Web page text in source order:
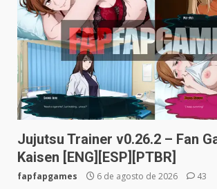
Jujutsu Trainer v0.26.2 – Fan
Kaisen [ENG][ESP][PTBR]
fapfapgames 6 de agosto de 2026 43